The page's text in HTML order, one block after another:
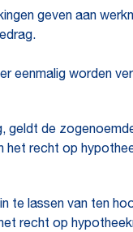
geven aan
eenmalig worden
geldt de
het recht op
te lassen van ten
recht op